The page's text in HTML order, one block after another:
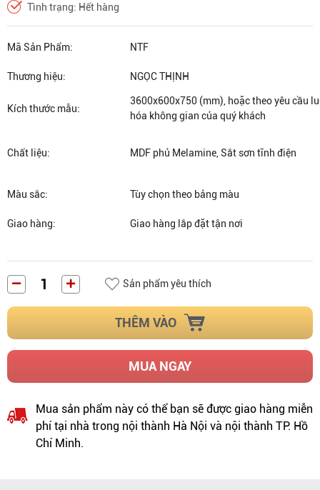
Tình trạng: Hết hàng
Mã Sản Phẩm: NTF
Thương hiệu: NGỌC THỊNH
Kích thước mẫu:
3600x600x750 (mm), hoặc theo yêu cầu
hóa không gian của quý khách
Chất liệu: MDF phủ Melamine, Sắt sơn tĩnh điện
Màu sắc: Tùy chọn theo bảng màu
Giao hàng: Giao hàng lắp đặt tận nơi
Sản phẩm yêu thích
THÊM VÀO
MUA NGAY
Mua sản phẩm này có thể bạn sẽ được giao hàng miễn
phí tại nhà trong nội thành Hà Nội và nội thành TP. Hồ
Chí Minh.